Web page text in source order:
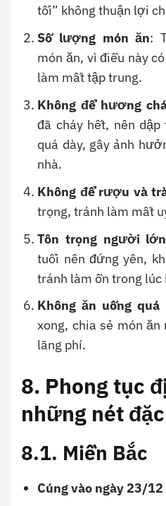
tối” không thuận lợi
Số lượng món ăn:
món ăn, vì điều này
làm mất tập trung.
Không để hương
đã cháy hết, nên
quá dày, gây ảnh
nhà.
Không để rượu và
trọng, tránh làm mất
Tôn trọng người lớn
tuổi nên đứng yên,
tránh làm ồn trong lúc
Không ăn uống quá
xong, chia sẻ món
lãng phí.
8. Phong tục
những nét
8.1. Miền Bắc
Cúng vào ngày 23/